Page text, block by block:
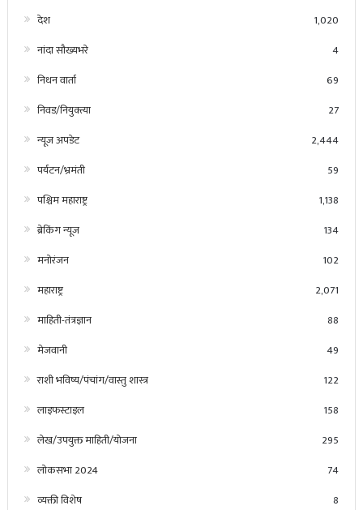
देश
1,020
नांदा सौख्यभरे
4
निधन वार्ता
69
निवड/नियुक्त्या
27
न्यूज अपडेट
2,444
पर्यटन/भ्रमंती
59
पश्चिम महाराष्ट्र
1,138
ब्रेकिंग न्यूज
134
मनोरंजन
102
महाराष्ट्र
2,071
माहिती-तंत्रज्ञान
88
मेजवानी
49
राशी भविष्य/पंचांग/वास्तु शास्त्र
122
लाइफस्टाइल
158
लेख/उपयुक्त माहिती/योजना
295
लोकसभा 2024
74
व्यक्ती विशेष
8